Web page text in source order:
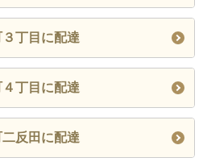
丁目に配達
丁目に配達
反田に配達